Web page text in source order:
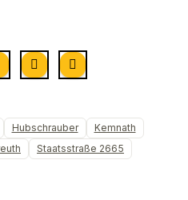
Hubschrauber
Kemnath
Staatsstraße 2665